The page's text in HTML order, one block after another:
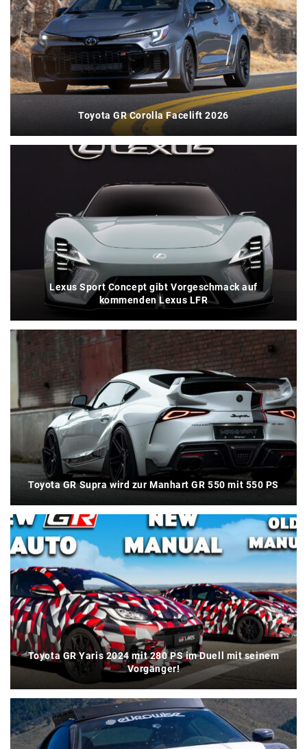
Toyota GR Corolla Facelift 2026
Lexus Sport Concept gibt Vorgeschmack auf
kommenden Lexus LFR
Toyota GR Supra wird zur Manhart GR 550 mit 550 PS
Toyota GR Yaris 2024 mit 280 PS im Duell mit seinem
Vorgänger!